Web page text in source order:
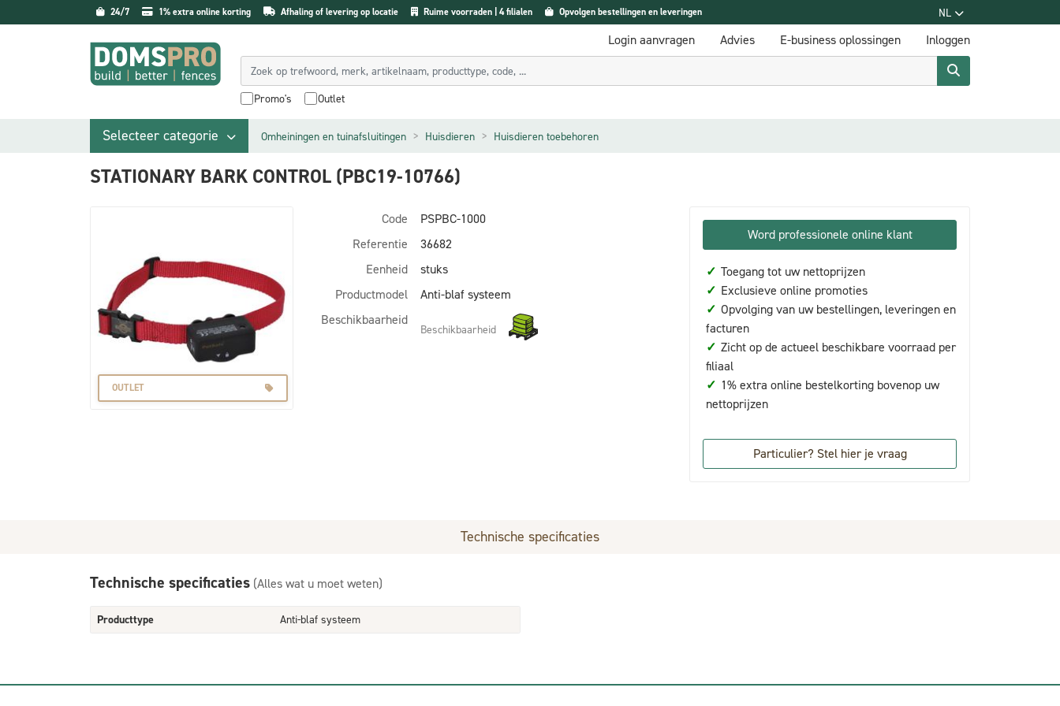
24/7 1% extra online korting Afhaling of levering op locatie Ruime voorraden | 4 filialen Opvolgen bestellingen en leveringen NL
Login aanvragen Advies E-business oplossingen Inloggen
Promo's Outlet
Selecteer categorie Omheiningen en tuinafsluitingen Huisdieren Huisdieren toebehoren
STATIONARY BARK CONTROL (PBC19-10766)
OUTLET
Code
PSPBC-1000
Referentie
36682
Eenheid
stuks
Productmodel
Anti-blaf systeem
Beschikbaarheid
Beschikbaarheid
Word professionele online klant
✓ Toegang tot uw nettoprijzen
✓ Exclusieve online promoties
✓ Opvolging van uw bestellingen, leveringen en
facturen
✓ Zicht op de actueel beschikbare voorraad per
filiaal
✓ 1% extra online bestelkorting bovenop uw
nettoprijzen
Particulier? Stel hier je vraag
Technische specificaties
Technische specificaties (Alles wat u moet weten)
Producttype Anti-blaf systeem